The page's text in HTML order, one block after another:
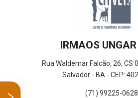
IRMAOS
Rua Waldemar Falcão, 26, CS
Salvador - BA - CEP:
(71) 99225-0628